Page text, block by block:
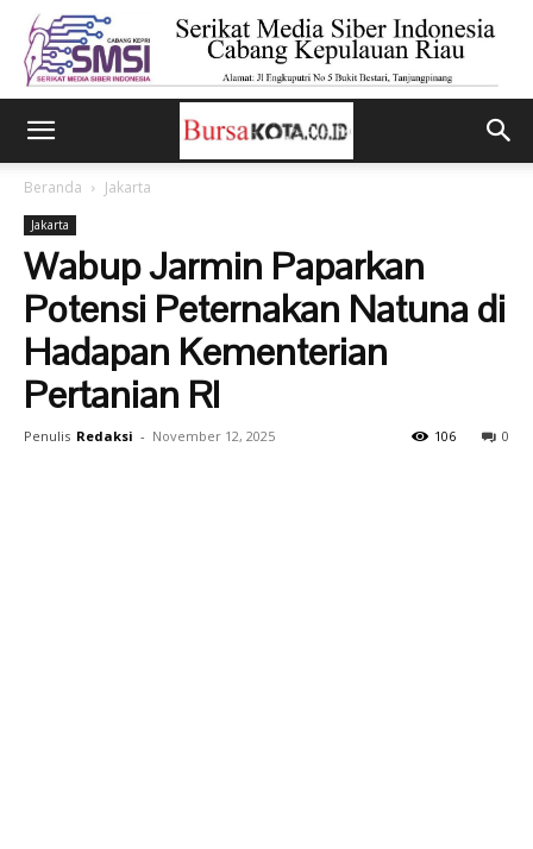
Beranda Jakarta
Jakarta
Wabup Jarmin Paparkan
Potensi Peternakan Natuna di
Hadapan Kementerian
Pertanian RI
Penulis Redaksi - November 12, 2025 0
106